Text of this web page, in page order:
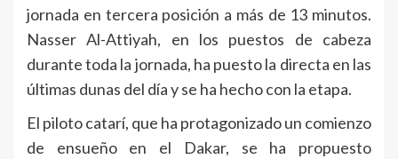
jornada en tercera posición a más de 13 minutos.
Nasser Al-Attiyah, en los puestos de cabeza
durante toda la jornada, ha puesto la directa en las
últimas dunas del día y se ha hecho con la etapa.
El piloto catarí, que ha protagonizado un comienzo
de ensueño en el Dakar, se ha propuesto